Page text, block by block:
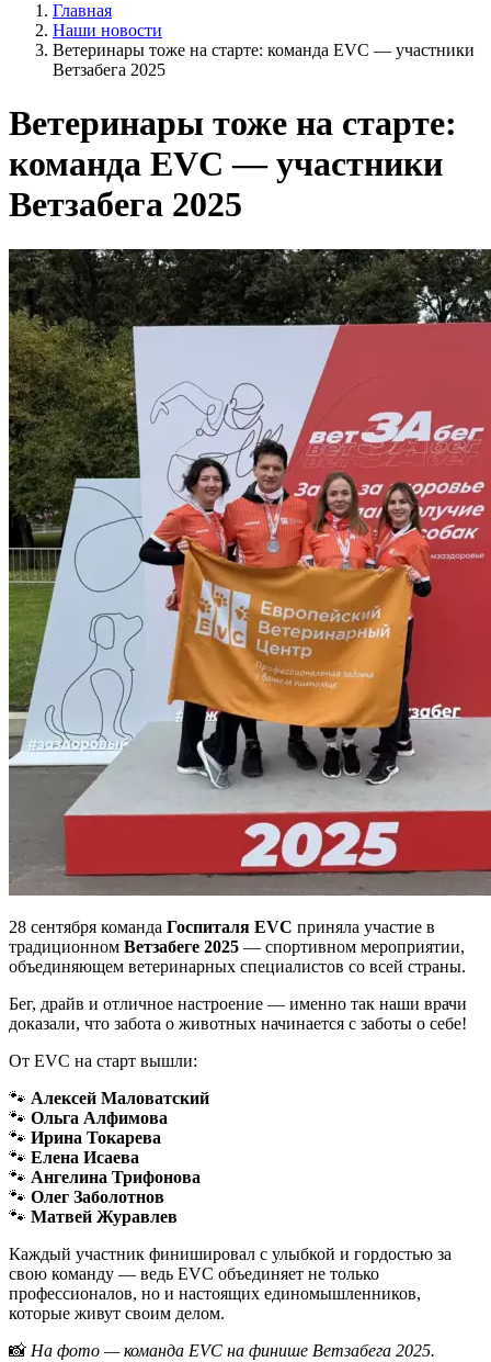
Главная
Наши новости
Ветеринары тоже на старте: команда EVC — участники
Ветзабега 2025
Ветеринары тоже на старте:
команда EVC — участники
Ветзабега 2025
28 сентября команда Госпиталя EVC приняла участие в
традиционном Ветзабеге 2025 — спортивном мероприятии,
объединяющем ветеринарных специалистов со всей страны.
Бег, драйв и отличное настроение — именно так наши врачи
доказали, что забота о животных начинается с заботы о себе!
От EVC на старт вышли:
🐾 Алексей Маловатский
🐾 Ольга Алфимова
🐾 Ирина Токарева
🐾 Елена Исаева
🐾 Ангелина Трифонова
🐾 Олег Заболотнов
🐾 Матвей Журавлев
Каждый участник финишировал с улыбкой и гордостью за
свою команду — ведь EVC объединяет не только
профессионалов, но и настоящих единомышленников,
которые живут своим делом.
📸 На фото — команда EVC на финише Ветзабега 2025.